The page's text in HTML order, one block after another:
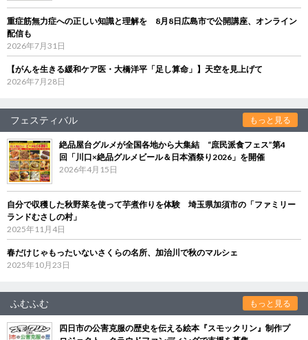
重症筋無力症への正しい知識と理解を 8月8日広島市で公開講座、オンライン
配信も
2026年7月31日
【がんを生きる緩和ケア医・大橋洋平「足し算命」】天空を見上げて
2026年7月28日
フェスティバル もっと見る
絶品屋台グルメが全国各地から大集結 “庶民派食フェス”第4
回「川口×絶品グルメビール＆日本酒祭り2026」を開催
2026年4月15日
自分で収穫した秋野菜を使って芋煮作りを体験 埼玉県加須市の「ファミリー
ランドむさしの村」
2025年11月4日
春だけじゃもったいないさくらの名所、加治川で秋のマルシェ
2025年10月23日
ふむふむ もっと見る
四日市の公害克服の歴史を伝える絵本『スモックリン』制作プ